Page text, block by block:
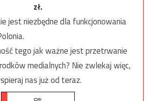
zł.
jest niezbędne dla funkcjonowania
tego jak ważne jest przetrwanie
medialnych? Nie zwlekaj więc,
nas już od teraz.